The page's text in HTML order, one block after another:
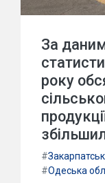
За
року
#
#Одеська